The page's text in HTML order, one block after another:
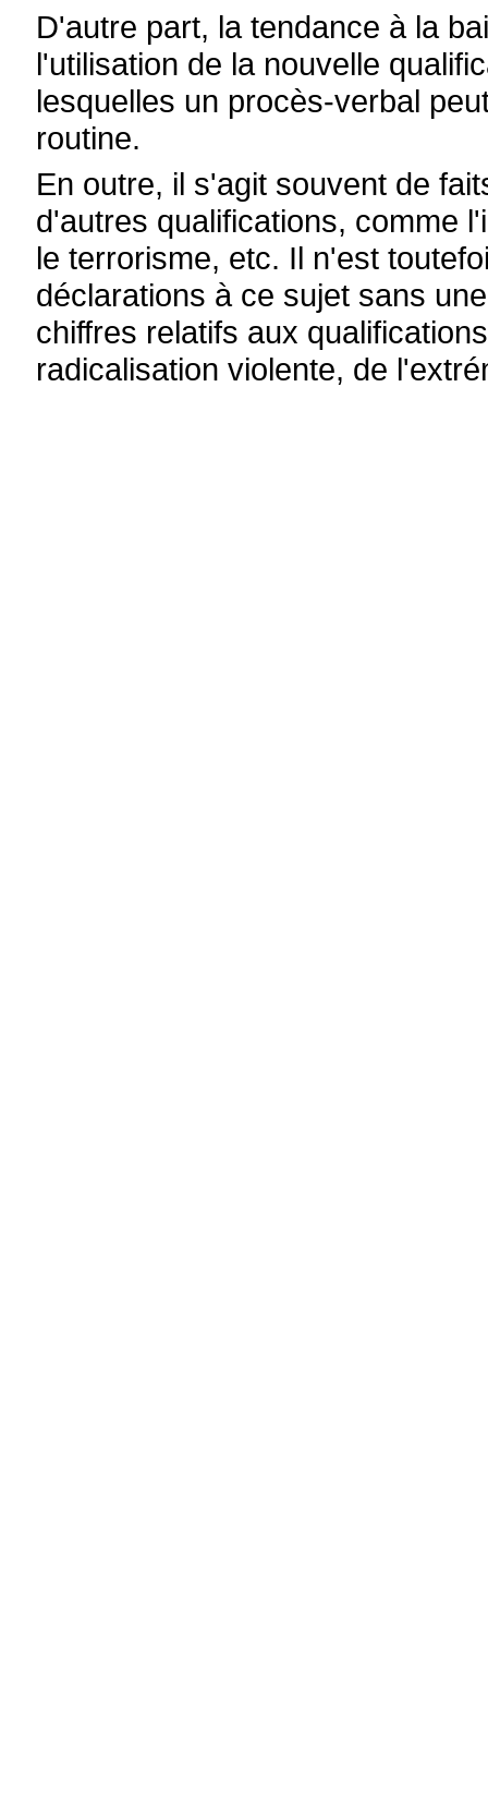
D'autre part, la tendance à la
l'utilisation de la nouvelle
lesquelles un procès-verbal
routine.
En outre, il s'agit souvent de
d'autres qualifications, comme
le terrorisme, etc. Il n'est
déclarations à ce sujet sans
chiffres relatifs aux
radicalisation violente, de